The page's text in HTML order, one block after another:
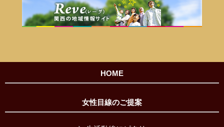
HOME
女性目線のご提案